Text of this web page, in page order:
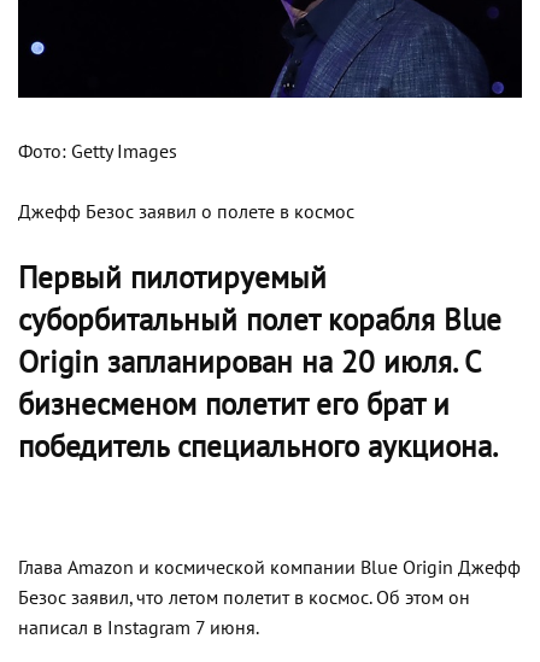
Фото: Getty Images
Джефф Безос заявил о полете в космос
Первый пилотируемый
суборбитальный полет корабля Blue
Origin запланирован на 20 июля. С
бизнесменом полетит его брат и
победитель специального аукциона.
Глава Amazon и космической компании Blue Origin Джефф
Безос заявил, что летом полетит в космос. Об этом он
написал в Instagram 7 июня.